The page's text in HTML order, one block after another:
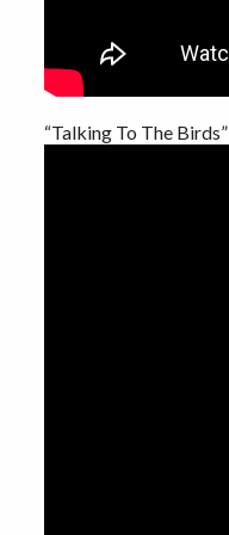
“Talking To The Birds”